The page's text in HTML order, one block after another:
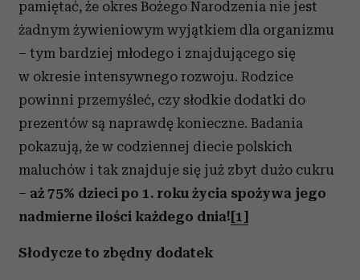
analizować ruch w naszej witrynie. Informacje o tym, jak
korzystasz z naszej witryny, udostępniamy partnerom
społecznościowym, reklamowym i analitycznym.
Partnerzy mogą połączyć te informacje z innymi danymi
otrzymanymi od Ciebie lub uzyskanymi podczas
korzystania z ich usług.
pamiętać, że okres Bożego Narodzenia nie jest
żadnym żywieniowym wyjątkiem dla organizmu
– tym bardziej młodego i znajdującego się
w okresie intensywnego rozwoju. Rodzice
powinni przemyśleć, czy słodkie dodatki do
prezentów są naprawdę konieczne. Badania
pokazują, że w codziennej diecie polskich
maluchów i tak znajduje się już zbyt dużo cukru
– aż 75% dzieci po 1. roku życia spożywa jego
nadmierne ilości każdego dnia! [1]
Słodycze to zbędny dodatek